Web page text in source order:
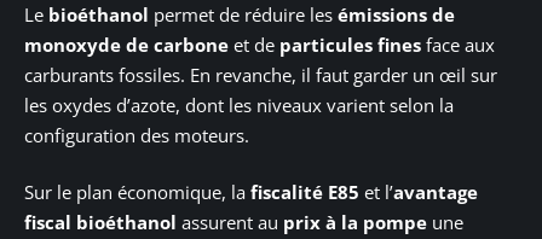
Le bioéthanol permet de réduire les émissions de
monoxyde de carbone et de particules fines face aux
carburants fossiles. En revanche, il faut garder un œil sur
les oxydes d’azote, dont les niveaux varient selon la
configuration des moteurs.
Sur le plan économique, la fiscalité E85 et l’avantage
fiscal bioéthanol assurent au prix à la pompe une